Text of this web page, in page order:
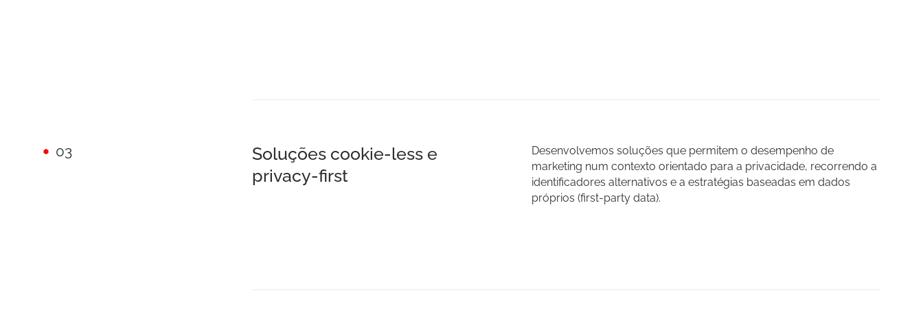
03
Soluções cookie-less e
privacy-first
Desenvolvemos soluções que permitem o desempenho de
marketing num contexto orientado para a privacidade, recorrendo a
identificadores alternativos e a estratégias baseadas em dados
próprios (first-party data).